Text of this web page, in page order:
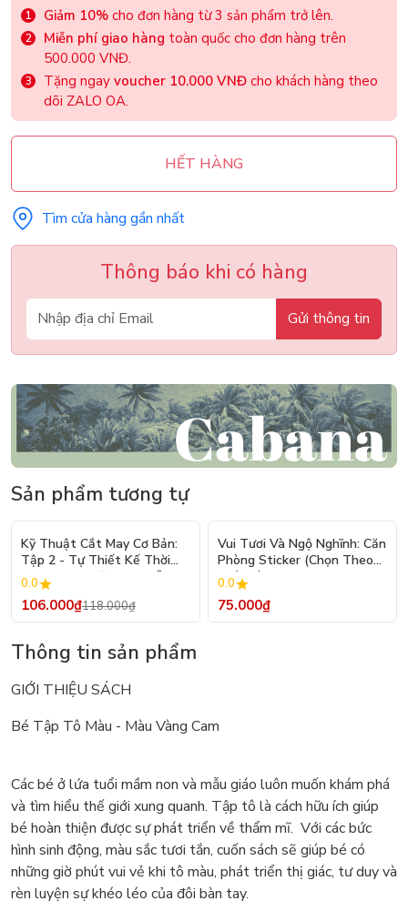
Giảm 10% cho đơn hàng từ 3 sản phẩm trở lên.
Miễn phí giao hàng toàn quốc cho đơn hàng trên
500.000 VNĐ.
Tặng ngay voucher 10.000 VNĐ cho khách hàng theo
dõi ZALO OA.
HẾT HÀNG
Tìm cửa hàng gần nhất
Thông báo khi có hàng
Gửi thông tin
Sản phẩm tương tự
- 10%
Kỹ Thuật Cắt May Cơ Bản:
Tập 2 - Tự Thiết Kế Thời
Trang Nam Nữ - Tạo Mẫu
Rập - Kỹ Thuật Nhảy Size
0.0
106.000₫118.000₫
Vui Tươi Và Ngộ Nghĩnh: Căn
Phòng Sticker (Chọn Theo
Chủ Đề) - Hơn 250 Sticker
0.0
75.000₫
Thông tin sản phẩm
GIỚI THIỆU SÁCH
Bé Tập Tô Màu - Màu Vàng Cam
Các bé ở lứa tuổi mầm non và mẫu giáo luôn muốn khám phá
và tìm hiểu thế giới xung quanh. Tập tô là cách hữu ích giúp
bé hoàn thiện được sự phát triển về thẩm mĩ. Với các bức
hình sinh động, màu sắc tươi tắn, cuốn sách sẽ giúp bé có
những giờ phút vui vẻ khi tô màu, phát triển thị giác, tư duy và
rèn luyện sự khéo léo của đôi bàn tay.